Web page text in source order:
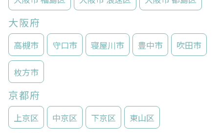
大阪府
高槻市 守口市 寝屋川市 豊中市 吹田市
枚方市
京都府
上京区 中京区 下京区 東山区